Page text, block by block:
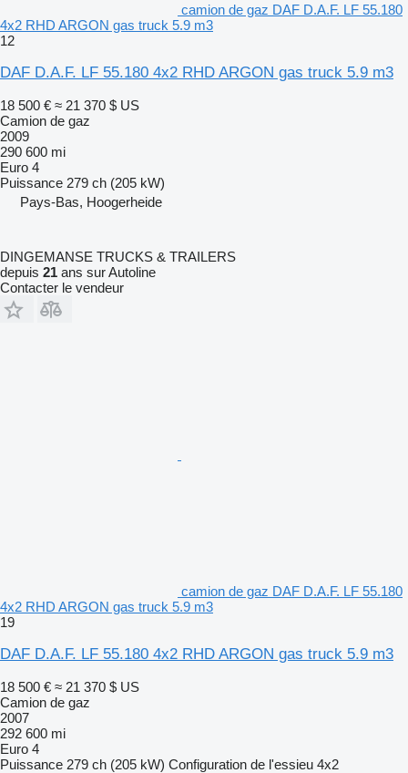
camion de gaz DAF D.A.F. LF 55.180
4x2 RHD ARGON gas truck 5.9 m3
12
DAF D.A.F. LF 55.180 4x2 RHD ARGON gas truck 5.9 m3
18 500 € ≈ 21 370 $ US
Camion de gaz
2009
290 600 mi
Euro 4
Puissance 279 ch (205 kW)
Pays-Bas, Hoogerheide
DINGEMANSE TRUCKS & TRAILERS
depuis 21 ans sur Autoline
Contacter le vendeur
camion de gaz DAF D.A.F. LF 55.180
4x2 RHD ARGON gas truck 5.9 m3
19
DAF D.A.F. LF 55.180 4x2 RHD ARGON gas truck 5.9 m3
18 500 € ≈ 21 370 $ US
Camion de gaz
2007
292 600 mi
Euro 4
Puissance 279 ch (205 kW) Configuration de l'essieu 4x2